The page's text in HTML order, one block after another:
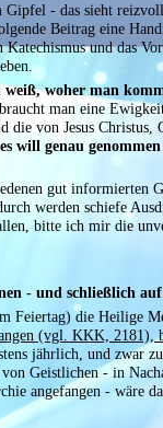
- das sieht
Beitrag eine
und das
weiß, woher man
man eine
die von Jesus
will genau
gut informierten
werden schiefe
bitte ich mir die
- und schließlich
Feiertag) die Heilige
(vgl. KKK, 2181),
jährlich, und zwar
Geistlichen - in
angefangen - wäre